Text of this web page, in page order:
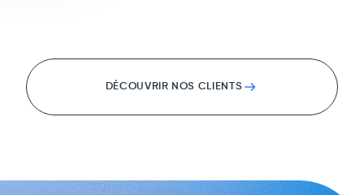
DÉCOUVRIR NOS CLIENTS